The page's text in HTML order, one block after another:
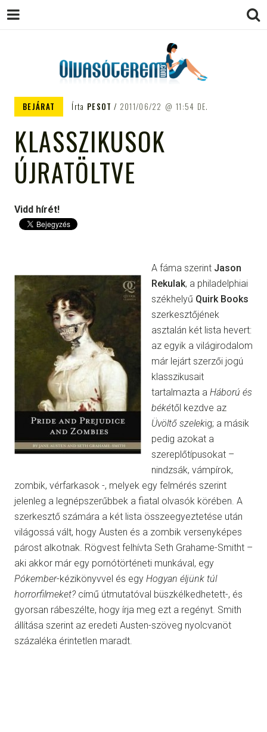
OLVASÓTEREM.COM – AZ
TÁMOGATÓJA
BEJÁRAT Írta PESOT 2011/06/22 11:54 DE.
KLASSZIKUSOK
ÚJRATÖLTVE
Vidd hírét!
A fáma szerint Jason
Rekulak, a philadelphiai
székhelyű Quirk Books
szerkesztőjének
asztalán két lista hevert:
az egyik a világirodalom
már lejárt szerzői jogú
klasszikusait
tartalmazta a Háború és
békétől kezdve az
Üvöltő szelekig; a másik
pedig azokat a
szereplőtípusokat –
nindzsák, vámpírok,
zombik, vérfarkasok -, melyek egy felmérés szerint
jelenleg a legnépszerűbbek a fiatal olvasók körében. A
szerkesztő számára a két lista összeegyeztetése után
világossá vált, hogy Austen és a zombik versenyképes
párost alkotnak. Rögvest felhívta Seth Grahame-Smitht –
aki akkor már egy pornótörténeti munkával, egy
Pókember-kézikönyvvel és egy Hogyan éljünk túl
horrorfilmeket? című útmutatóval büszkélkedhetett-, és
gyorsan rábeszélte, hogy írja meg ezt a regényt. Smith
állítása szerint az eredeti Austen-szöveg nyolcvanöt
százaléka érintetlen maradt.